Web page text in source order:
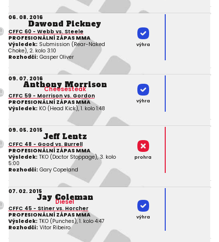
06. 08. 2016
Dawond Pickney
CFFC 60 - Webb vs. Steele
PROFESIONÁLNÍ ZÁPAS MMA
Výsledek: Submission (Rear-Naked
Choke), 2. kolo 3:10
Rozhodčí: Gasper Oliver
výhra
09. 07. 2016
Anthony Morrison
Cheesesteak
CFFC 59 - Morrison vs. Gordon
PROFESIONÁLNÍ ZÁPAS MMA
Výsledek: KO (Head Kick), 1. kolo 1:48
výhra
09. 05. 2015
Jeff Lentz
CFFC 48 - Good vs. Burrell
PROFESIONÁLNÍ ZÁPAS MMA
Výsledek: TKO (Doctor Stoppage), 3. kolo
5:00
Rozhodčí: Gary Copeland
prohra
07. 02. 2015
Jay Coleman
Diesel
CFFC 45 - Stiner vs. Horcher
PROFESIONÁLNÍ ZÁPAS MMA
Výsledek: TKO (Punches), 1. kolo 4:47
Rozhodčí: Vitor Ribeiro
výhra